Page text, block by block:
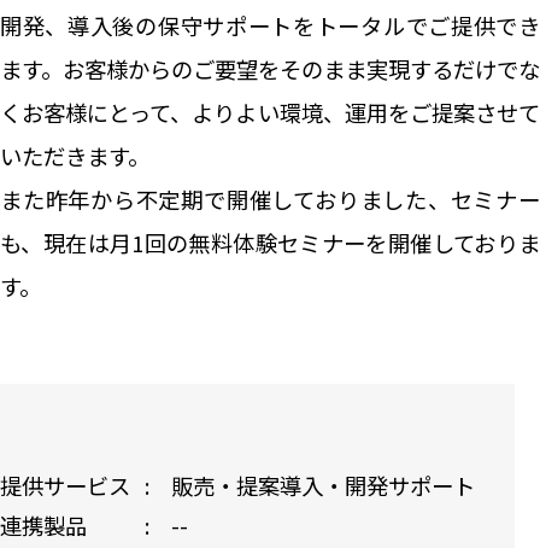
開発、導入後の保守サポートをトータルでご提供でき
ます。お客様からのご要望をそのまま実現するだけでな
くお客様にとって、よりよい環境、運用をご提案させて
いただきます。
また昨年から不定期で開催しておりました、セミナー
も、現在は月1回の無料体験セミナーを開催しておりま
す。
提供サービス 販売・提案導入・開発サポート
連携製品
--